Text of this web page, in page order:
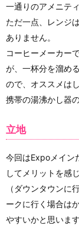
一通りのアメニテ
ただ一点、レンジ
ありません。
コーヒーメーカー
が、一杯分を溜め
ので、オススメはし
携帯の湯沸かし器
立地
今回はExpoメイン
してメリットを感
（ダウンタウンに
ークに行く場合は
やすいかと思います